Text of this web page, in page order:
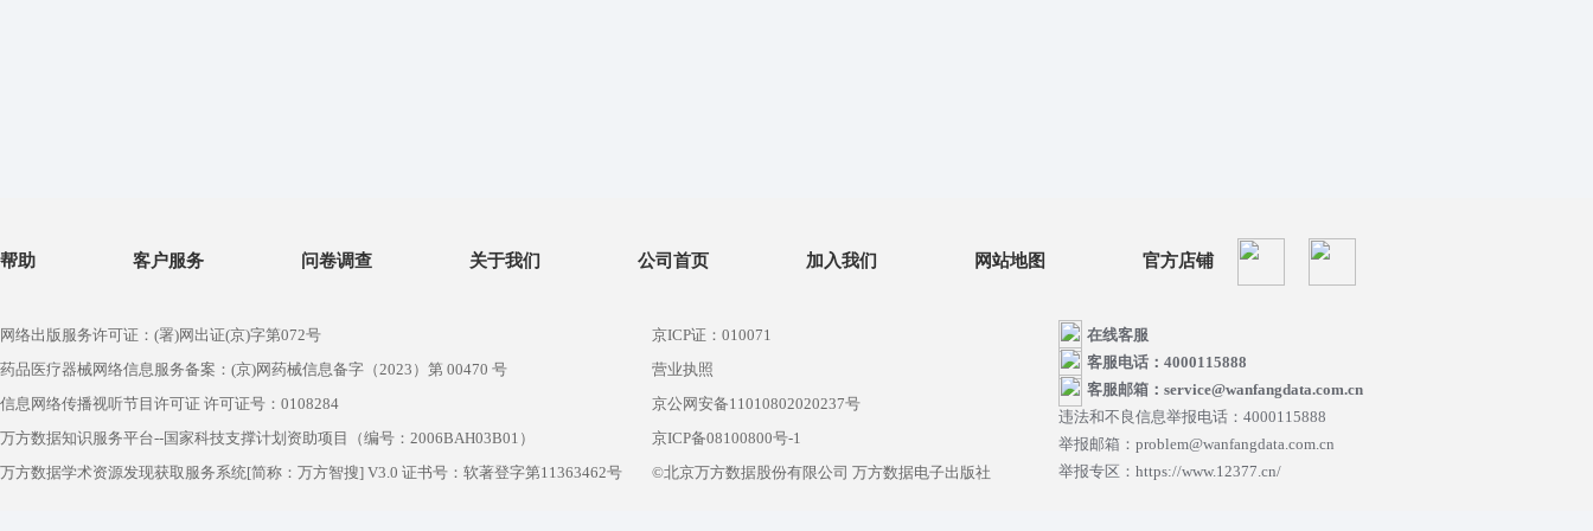
帮助 客户服务 问卷调查 关于我们 公司首页 加入我们 网站地图 官方店铺
网络出版服务许可证：(署)网出证(京)字第072号
药品医疗器械网络信息服务备案：(京)网药械信息备字（2023）第 00470 号
信息网络传播视听节目许可证 许可证号：0108284
万方数据知识服务平台--国家科技支撑计划资助项目（编号：2006BAH03B01）
万方数据学术资源发现获取服务系统[简称：万方智搜] V3.0 证书号：软著登字第11363462号
京ICP证：010071
营业执照
京公网安备11010802020237号
京ICP备08100800号-1
©北京万方数据股份有限公司 万方数据电子出版社
在线客服
客服电话：4000115888
客服邮箱：service@wanfangdata.com.cn
违法和不良信息举报电话：4000115888
举报邮箱：problem@wanfangdata.com.cn
举报专区：https://www.12377.cn/